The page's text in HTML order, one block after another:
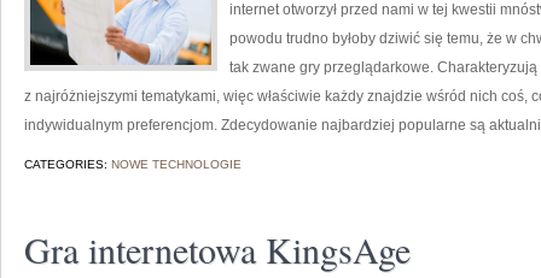
internet otworzył przed nami w tej kwestii
powodu trudno byłoby dziwić się temu, że w
tak zwane gry przeglądarkowe.
z najróżniejszymi tematykami, więc właściwie każdy znajdzie wśród nich coś,
indywidualnym preferencjom. Zdecydowanie najbardziej popularne są
CATEGORIES: NOWE TECHNOLOGIE
Gra internetowa KingsAge